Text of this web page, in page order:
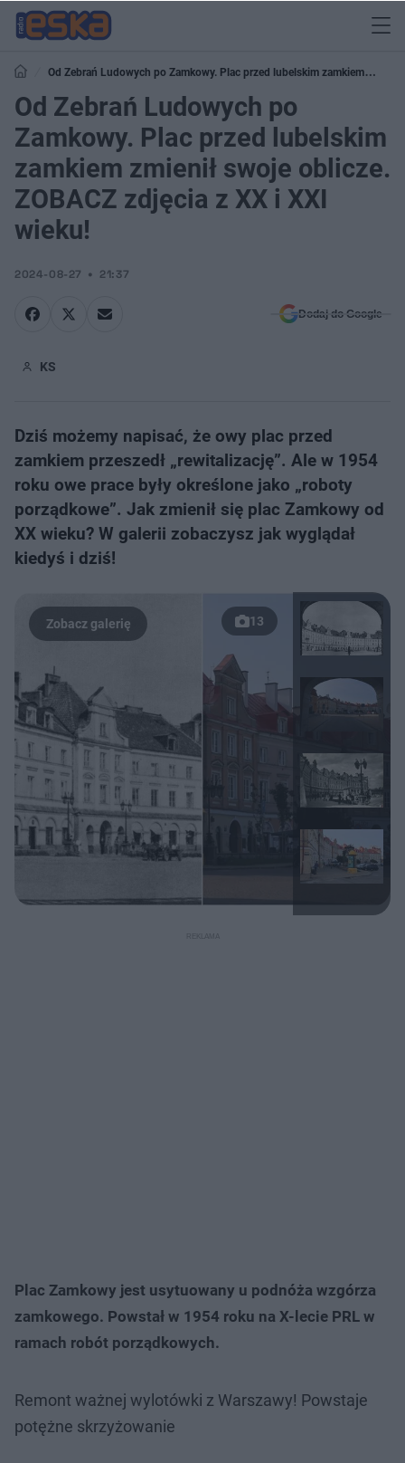
Od Zebrań Ludowych po Zamkowy. Plac przed lubelskim zamkiem
zmienił swoje oblicze. ZOBACZ zdjęcia z XX i XXI wieku!
Od Zebrań Ludowych po
Zamkowy. Plac przed lubelskim
zamkiem zmienił swoje oblicze.
ZOBACZ zdjęcia z XX i XXI
wieku!
2024-08-27 21:37
Dodaj do Google
KS
Dziś możemy napisać, że owy plac przed
zamkiem przeszedł „rewitalizację”. Ale w 1954
roku owe prace były określone jako „roboty
porządkowe”. Jak zmienił się plac Zamkowy od
XX wieku? W galerii zobaczysz jak wyglądał
kiedyś i dziś!
13
Plac Zamkowy jest usytuowany u podnóża wzgórza
zamkowego. Powstał w 1954 roku na X-lecie PRL w
ramach robót porządkowych.
Remont ważnej wylotówki z Warszawy! Powstaje
potężne skrzyżowanie